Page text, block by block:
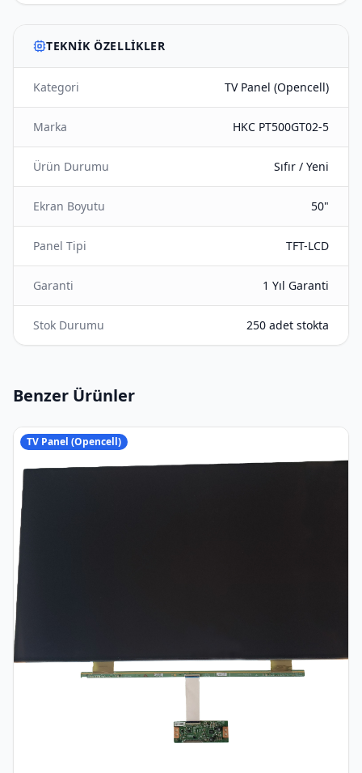
TEKNIK ÖZELLIKLER
Kategori TV Panel (Opencell)
Marka HKC PT500GT02-5
Ürün Durumu Sıfır / Yeni
Ekran Boyutu 50"
Panel Tipi TFT-LCD
Garanti 1 Yıl Garanti
Stok Durumu 250 adet stokta
Benzer Ürünler
TV Panel (Opencell)